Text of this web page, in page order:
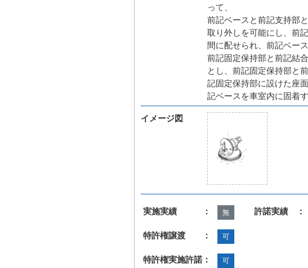
って、
前記ベースと前記支持部
取り外しを可能にし、前
間に配せられ、前記ベー
前記固定保持部と前記結
とし、前記固定保持部と
記固定保持部に設けた座
記ベースを車室内に固着
イメージ図
実施実績 ： 無 許諾実績 ：
特許権譲渡 ： 可
特許権実施許諾： 可